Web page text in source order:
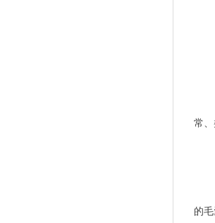
常、
的